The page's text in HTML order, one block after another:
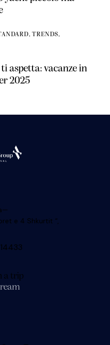
,TRENDS,
ti aspetta: vacanze in
2025
e 4 Shkurtit “,
a trip